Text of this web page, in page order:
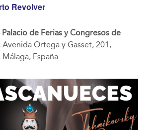
Revolver
Palacio de Ferias y Congresos de
Avenida Ortega y Gasset, 201,
Málaga, España